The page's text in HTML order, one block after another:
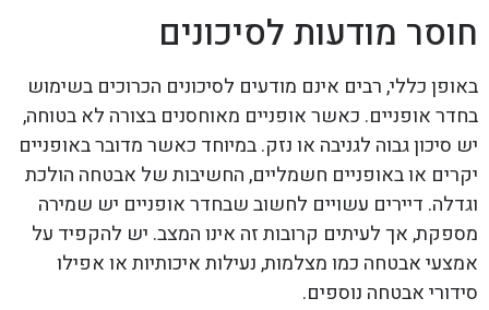
חוסר מודעות לסיכונים
באופן כללי, רבים אינם מודעים לסיכונים הכרוכים בשימוש
בחדר אופניים. כאשר אופניים מאוחסנים בצורה לא בטוחה,
יש סיכון גבוה לגניבה או נזק. במיוחד כאשר מדובר באופניים
יקרים או באופניים חשמליים, החשיבות של אבטחה הולכת
וגדלה. דיירים עשויים לחשוב שבחדר אופניים יש שמירה
מספקת, אך לעיתים קרובות זה אינו המצב. יש להקפיד על
אמצעי אבטחה כמו מצלמות, נעילות איכותיות או אפילו
סידורי אבטחה נוספים.